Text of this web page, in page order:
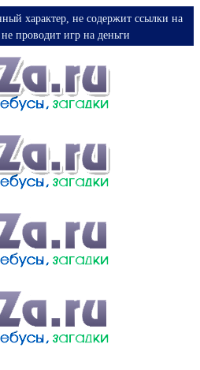
характер, не содержит ссылки на
проводит игр на деньги